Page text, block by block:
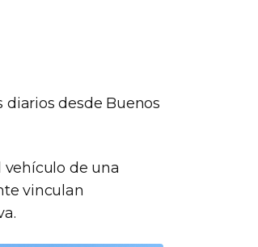
desde Buenos
vehículo de una
vinculan